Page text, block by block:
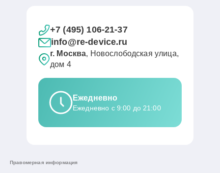
+7 (495) 106-21-37
info@re-device.ru
г. Москва, Новослободская улица,
дом 4
Ежедневно
Ежедневно с 9:00 до 21:00
Правомерная информация